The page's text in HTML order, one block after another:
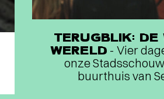
TERUGBLIK:
WERELD - Vier
onze
buurthuis van